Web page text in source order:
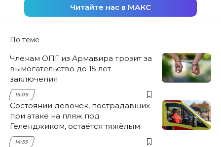
Читайте нас в МАКС
По теме
Членам ОПГ из Армавира грозит за
вымогательство до 15 лет
заключения
15:05
Состоянии девочек, пострадавших
при атаке на пляж под
Геленджиком, остаётся тяжёлым
14:55